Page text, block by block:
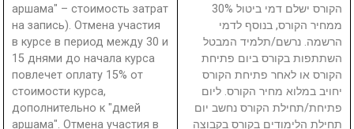
аршама" – стоимость затрат
на запись). Отмена участия
в курсе в период между 30 и
15 днями до начала курса
повлечет оплату 15% от
стоимости курса,
дополнительно к "дмей
аршама". Отмена участия в
הקורס ישלם דמי ביטול 30%
ממחיר הקורס, בנוסף לדמי
הרשמה. נרשם/תלמיד המבטל
השתתפות בקורס ביום פתיחת
הקורס או לאחר פתיחת הקורס
יחויב במלוא מחיר הקורס. ליום
פתיחת/תחילת הקורס נחשב יום
תחילת הלימודים בקורס בקבוצה